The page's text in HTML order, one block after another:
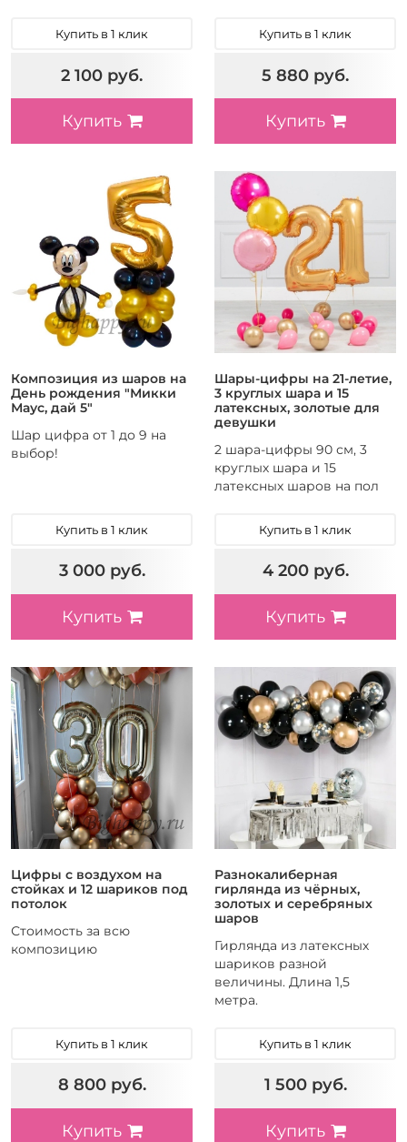
Купить в 1 клик
2 100 руб.
Купить
Купить в 1 клик
5 880 руб.
Купить
Композиция из шаров на
День рождения "Микки
Маус, дай 5"
Шар цифра от 1 до 9 на
выбор!
Купить в 1 клик
3 000 руб.
Купить
Шары-цифры на 21-летие,
3 круглых шара и 15
латексных, золотые для
девушки
2 шара-цифры 90 см, 3
круглых шара и 15
латексных шаров на пол
Купить в 1 клик
4 200 руб.
Купить
Цифры с воздухом на
стойках и 12 шариков под
потолок
Стоимость за всю
композицию
Купить в 1 клик
8 800 руб.
Купить
Разнокалиберная
гирлянда из чёрных,
золотых и серебряных
шаров
Гирлянда из латексных
шариков разной
величины. Длина 1,5
метра.
Купить в 1 клик
1 500 руб.
Купить